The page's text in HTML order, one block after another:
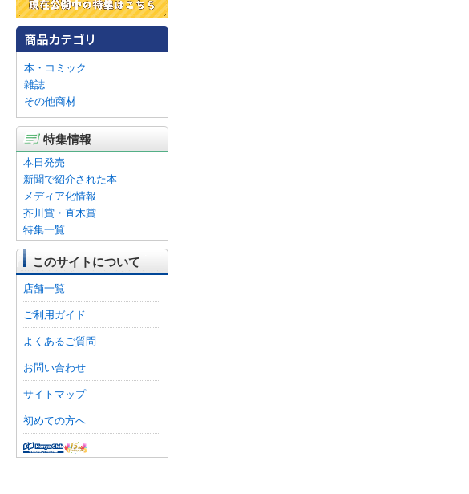
本・コミック
雑誌
その他商材
特集情報
本日発売
新聞で紹介された本
メディア化情報
芥川賞・直木賞
特集一覧
このサイトについて
店舗一覧
ご利用ガイド
よくあるご質問
お問い合わせ
サイトマップ
初めての方へ